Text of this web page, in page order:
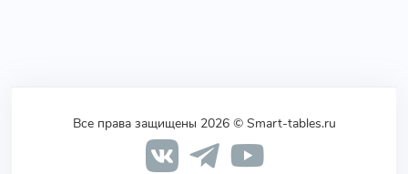
Все права защищены 2026 © Smart-tables.ru